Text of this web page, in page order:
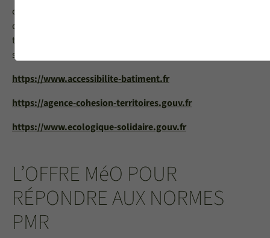
conseillons de vous rapprocher d’organismes spécialisés ou
de consulter le site du ministère de la cohésion et des
territoires ou du ministère de la transition écologique et
solidaire.
https://www.accessibilite-batiment.fr
https://agence-cohesion-territoires.gouv.fr
https://www.ecologique-solidaire.gouv.fr
L’OFFRE MéO POUR
RÉPONDRE AUX NORMES
PMR